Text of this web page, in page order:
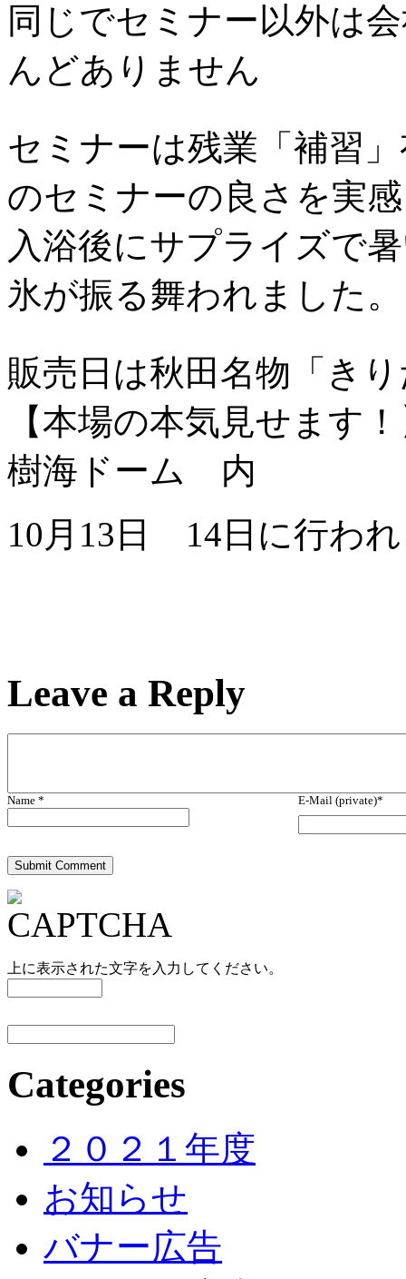
同じでセミナー以外は
んどありません
セミナーは残業「補習
のセミナーの良さを実
入浴後にサプライズで
氷が振る舞われました。
販売日は秋田名物「き
【本場の本気見せます
樹海ドーム 内
10月13日 14日に行わ
Leave a Reply
Name * E-Mail (private)*
上に表示された文字を入力してください。
Categories
２０２１年度
お知らせ
バナー広告